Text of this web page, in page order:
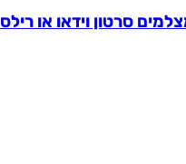
סרטון וידאו או רילס